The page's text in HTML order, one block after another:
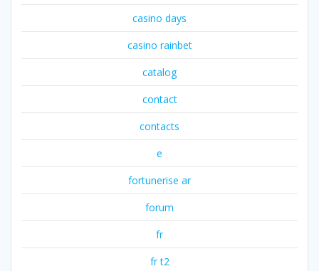
casino days
casino rainbet
catalog
contact
contacts
e
fortunerise ar
forum
fr
fr t2